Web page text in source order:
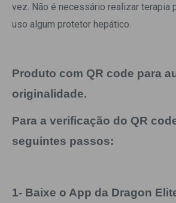
vez. Não é necessário realizar terapia
uso algum protetor hepático.
Produto com QR code para
originalidade.
Para a verificação do QR
seguintes passos:
1- Baixe o App da Dragon